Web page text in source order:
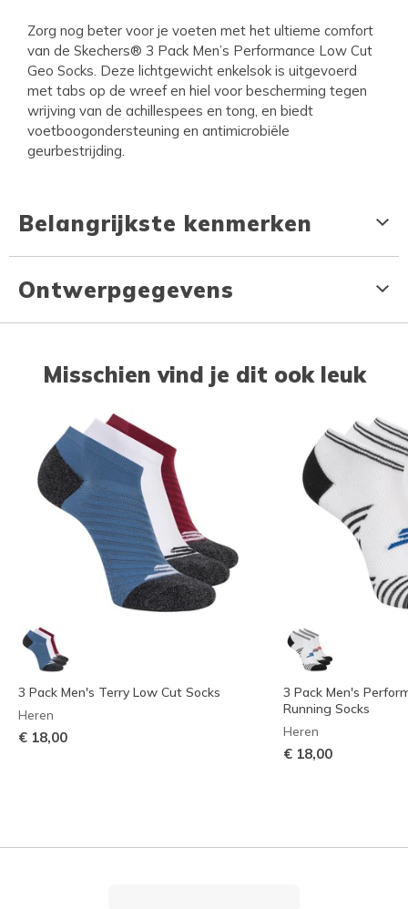
Zorg nog beter voor je voeten met het ultieme comfort
van de Skechers® 3 Pack Men’s Performance Low Cut
Geo Socks. Deze lichtgewicht enkelsok is uitgevoerd
met tabs op de wreef en hiel voor bescherming tegen
wrijving van de achillespees en tong, en biedt
voetboogondersteuning en antimicrobiële
geurbestrijding.
Belangrijkste kenmerken
Ontwerpgegevens
Misschien vind je dit ook leuk
3 Pack Men's Terry Low Cut Socks
Heren
€ 18,00
3 Pack Men's
Running Socks
Heren
€ 18,00